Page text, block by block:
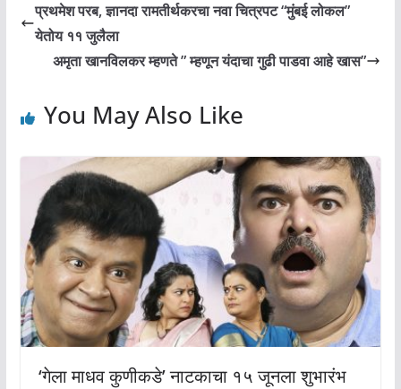
प्रथमेश परब, ज्ञानदा रामतीर्थकरचा नवा चित्रपट “मुंबई लोकल”
येतोय ११ जुलैला
अमृता खानविलकर म्हणते ” म्हणून यंदाचा गुढी पाडवा आहे खास”
You May Also Like
‘गेला माधव कुणीकडे’ नाटकाचा १५ जूनला शुभारंभ